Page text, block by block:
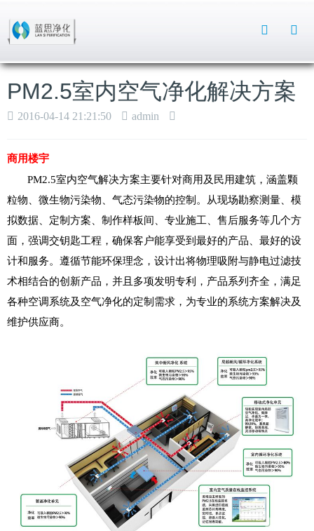
Toggle
Search
PM2.5室内空气净化解决方案
2016-04-14 21:21:50 admin
商用楼宇
PM2.5室内空气解决方案主要针对商用及民用建筑，涵盖颗
粒物、微生物污染物、气态污染物的控制。从现场勘察测量、模
拟数据、定制方案、制作样板间、专业施工、售后服务等几个方
面，强调交钥匙工程，确保客户能享受到最好的产品、最好的设
计和服务。遵循节能环保理念，设计出将物理吸附与静电过滤技
术相结合的创新产品，并且多项发明专利，产品系列齐全，满足
各种空调系统及空气净化的定制需求，为专业的系统方案解决及
维护供应商。